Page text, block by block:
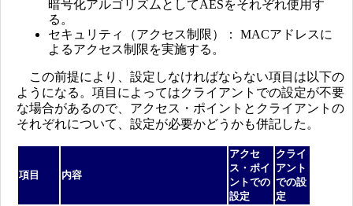
暗号化アルゴリズムとしてAESをそれぞれ使用す
る。
セキュリティ（アクセス制限）： MACアドレスに
よるアクセス制限を実施する。
この前提により、設定しなければならない項目は以下の
ようになる。項目によってはクライアントでの設定が不要
な場合があるので、アクセス・ポイントとクライアントの
それぞれについて、設定が必要かどうかも併記した。
項目 内容
アクセ
ス・ポイ
ントでの
設定
クライ
アント
での設
定